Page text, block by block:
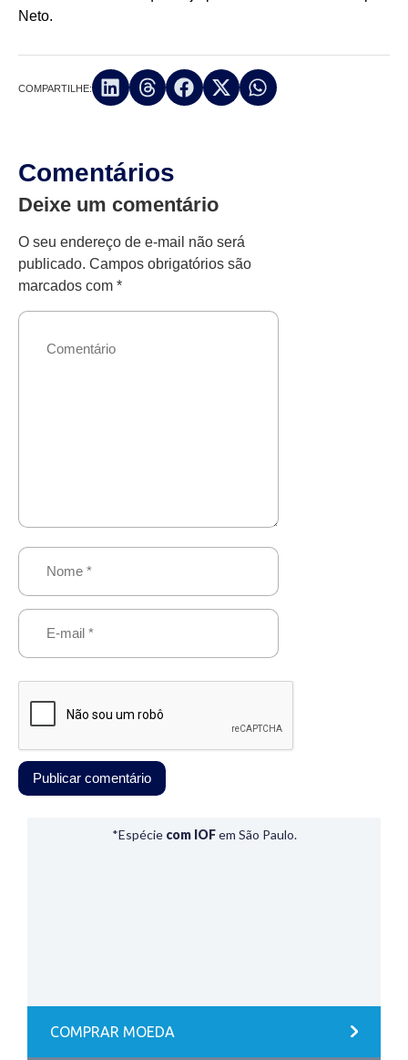
Neto.
COMPARTILHE:
Comentários
Deixe um comentário
O seu endereço de e-mail não será
publicado. Campos obrigatórios são
marcados com *